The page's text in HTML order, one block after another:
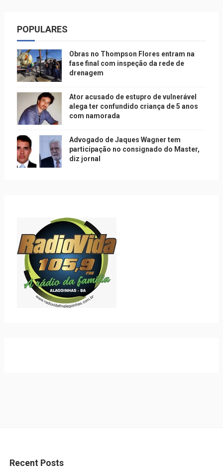
POPULARES
Obras no Thompson Flores entram na
fase final com inspeção da rede de
drenagem
Ator acusado de estupro de vulnerável
alega ter confundido criança de 5 anos
com namorada
Advogado de Jaques Wagner tem
participação no consignado do Master,
diz jornal
Recent Posts